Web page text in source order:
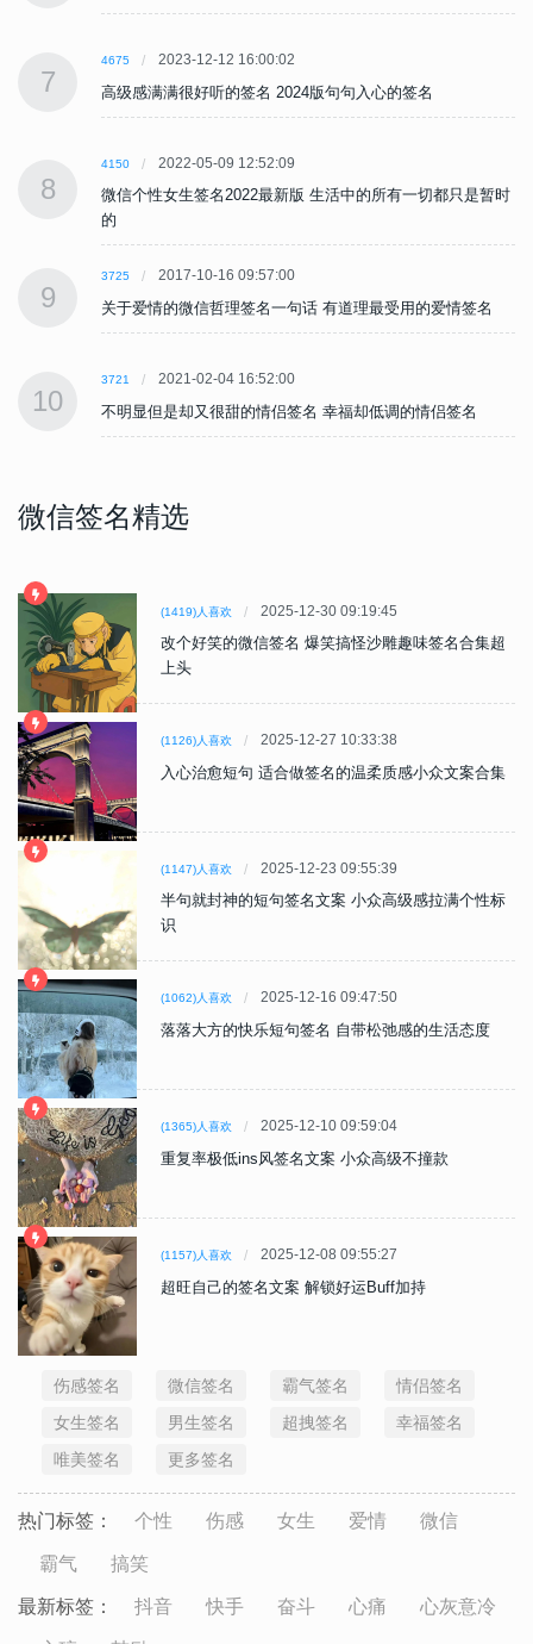
7
4675 2023-12-12 16:00:02
高级感满满很好听的签名 2024版句句入心的签名
8
4150 2022-05-09 12:52:09
微信个性女生签名2022最新版 生活中的所有一切都只是暂时
的
9
3725 2017-10-16 09:57:00
关于爱情的微信哲理签名一句话 有道理最受用的爱情签名
10
3721 2021-02-04 16:52:00
不明显但是却又很甜的情侣签名 幸福却低调的情侣签名
微信签名精选
(1419)人喜欢 2025-12-30 09:19:45
改个好笑的微信签名 爆笑搞怪沙雕趣味签名合集超
上头
(1126)人喜欢 2025-12-27 10:33:38
入心治愈短句 适合做签名的温柔质感小众文案合集
(1147)人喜欢 2025-12-23 09:55:39
半句就封神的短句签名文案 小众高级感拉满个性标
识
(1062)人喜欢 2025-12-16 09:47:50
落落大方的快乐短句签名 自带松弛感的生活态度
(1365)人喜欢 2025-12-10 09:59:04
重复率极低ins风签名文案 小众高级不撞款
(1157)人喜欢 2025-12-08 09:55:27
超旺自己的签名文案 解锁好运Buff加持
伤感签名 微信签名 霸气签名
情侣签名
女生签名
男生签名 超拽签名
幸福签名
唯美签名
更多签名
热门标签： 个性 伤感 女生 爱情 微信
霸气 搞笑
最新标签： 抖音 快手 奋斗 心痛 心灰意冷